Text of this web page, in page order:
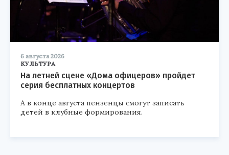
6 августа 2026
КУЛЬТУРА
На летней сцене «Дома офицеров» пройдет
серия бесплатных концертов
А в конце августа пензенцы смогут записать
детей в клубные формирования.